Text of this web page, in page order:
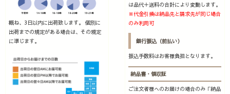
概ね、3日以内に出荷致します。 個別に
出荷までの規定がある場合は、その規定
に準じます。
は品代＋送料の合計により変動します。
※代金引換は納品先と請求先が同じ場合
のみ利用可
銀行振込（前払い）
振込手数料はお客様負担となります。
納品書・領収証
ご注文者様へのお届けの場合のみ「納品